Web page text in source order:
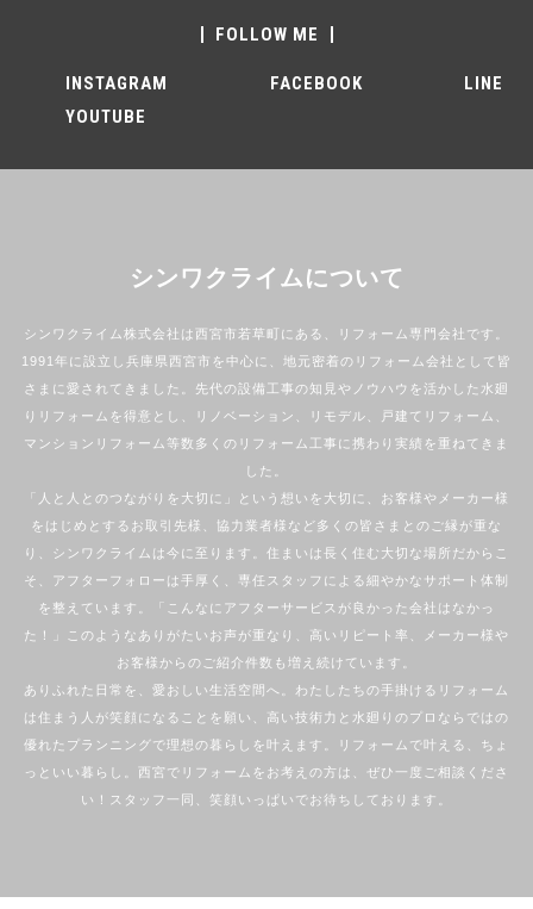
FOLLOW ME
INSTAGRAM FACEBOOK
LINE
YOUTUBE
シンワクライムについて
シンワクライム株式会社は西宮市若草町にある、リフォーム専門会社です。
1991年に設立し兵庫県西宮市を中心に、地元密着のリフォーム会社として皆
さまに愛されてきました。先代の設備工事の知見やノウハウを活かした水廻
りリフォームを得意とし、リノベーション、リモデル、戸建てリフォーム、
マンションリフォーム等数多くのリフォーム工事に携わり実績を重ねてきま
した。
「人と人とのつながりを大切に」という想いを大切に、お客様やメーカー様
をはじめとするお取引先様、協力業者様など多くの皆さまとのご縁が重な
り、シンワクライムは今に至ります。住まいは長く住む大切な場所だからこ
そ、アフターフォローは手厚く、専任スタッフによる細やかなサポート体制
を整えています。「こんなにアフターサービスが良かった会社はなかっ
た！」このようなありがたいお声が重なり、高いリピート率、メーカー様や
お客様からのご紹介件数も増え続けています。
ありふれた日常を、愛おしい生活空間へ。わたしたちの手掛けるリフォーム
は住まう人が笑顔になることを願い、高い技術力と水廻りのプロならではの
優れたプランニングで理想の暮らしを叶えます。リフォームで叶える、ちょ
っといい暮らし。西宮でリフォームをお考えの方は、ぜひ一度ご相談くださ
い！スタッフ一同、笑顔いっぱいでお待ちしております。